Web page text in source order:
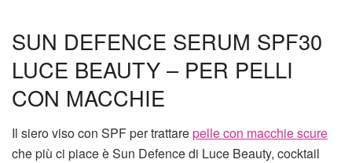
SUN DEFENCE SERUM SPF30
LUCE BEAUTY – PER PELLI
CON MACCHIE
Il siero viso con SPF per trattarepelle con macchie scure
che più ci piace è Sun Defence di Luce Beauty, cocktail